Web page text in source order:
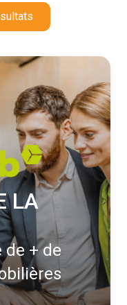
LA
+ de